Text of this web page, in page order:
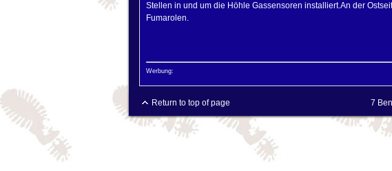
Stellen in und um die Höhle Gassensoren installiert.An der
Fumarolen.
Werbung:
Return to top of page 7